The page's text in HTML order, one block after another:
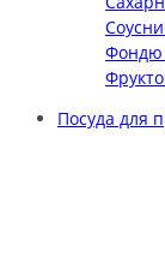
Фондю
Посуда для